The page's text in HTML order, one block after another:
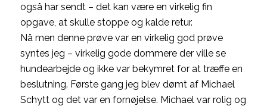
også har sendt – det kan være en virkelig fin
opgave, at skulle stoppe og kalde retur.
Nå men denne prøve var en virkelig god prøve
syntes jeg – virkelig gode dommere der ville se
hundearbejde og ikke var bekymret for at træffe en
beslutning. Første gang jeg blev dømt af Michael
Schytt og det var en fornøjelse. Michael var rolig og